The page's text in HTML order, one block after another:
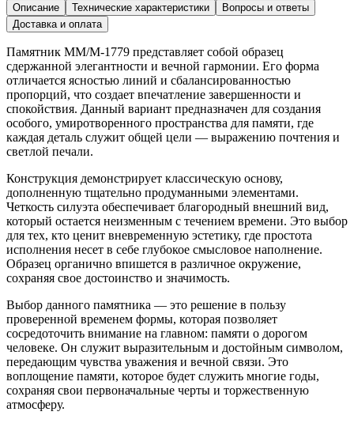
Описание
Технические характеристики
Вопросы и ответы
Доставка и оплата
Памятник ММ/M-1779 представляет собой образец
сдержанной элегантности и вечной гармонии. Его форма
отличается ясностью линий и сбалансированностью
пропорций, что создает впечатление завершенности и
спокойствия. Данный вариант предназначен для создания
особого, умиротворенного пространства для памяти, где
каждая деталь служит общей цели — выражению почтения и
светлой печали.
Конструкция демонстрирует классическую основу,
дополненную тщательно продуманными элементами.
Четкость силуэта обеспечивает благородный внешний вид,
который остается неизменным с течением времени. Это выбор
для тех, кто ценит вневременную эстетику, где простота
исполнения несет в себе глубокое смысловое наполнение.
Образец органично впишется в различное окружение,
сохраняя свое достоинство и значимость.
Выбор данного памятника — это решение в пользу
проверенной временем формы, которая позволяет
сосредоточить внимание на главном: памяти о дорогом
человеке. Он служит выразительным и достойным символом,
передающим чувства уважения и вечной связи. Это
воплощение памяти, которое будет служить многие годы,
сохраняя свои первоначальные черты и торжественную
атмосферу.